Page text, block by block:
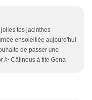
tes jacinthes
ensoleillée aujourd'hui
de passer une
/> Câlinous à tite Gena